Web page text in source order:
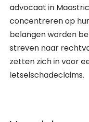
advocaat in
concentreren op
belangen worden
streven naar
zetten zich in voor
letselschadeclaims.